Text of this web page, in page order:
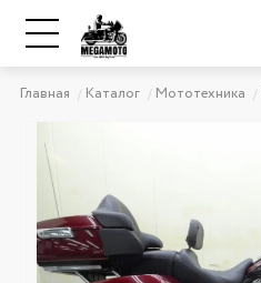
Главная Каталог Мототехника